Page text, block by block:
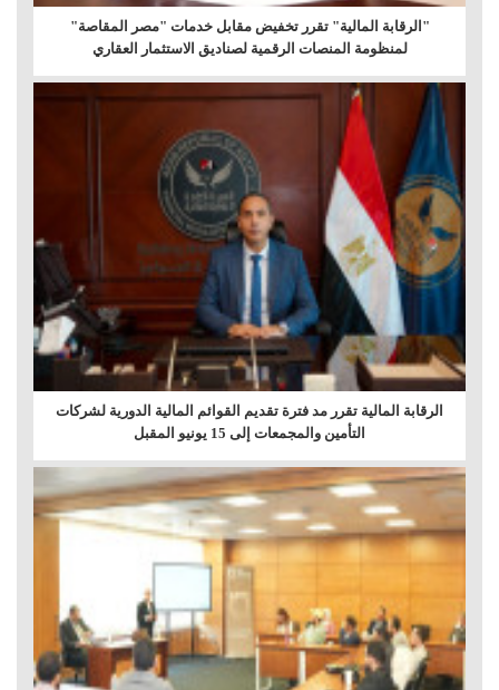
"الرقابة المالية" تقرر تخفيض مقابل خدمات "مصر المقاصة"
لمنظومة المنصات الرقمية لصناديق الاستثمار العقاري
الرقابة المالية تقرر مد فترة تقديم القوائم المالية الدورية لشركات
التأمين والمجمعات إلى 15 يونيو المقبل